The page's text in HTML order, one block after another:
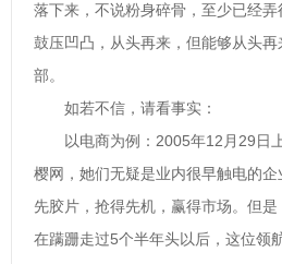
落下来，不说粉身碎骨，至少已经
鼓压凹凸，从头再来，但能够从头
部。
如若不信，请看事实：
以电商为例：2005年12月29日
樱网，她们无疑是业内很早触电的
先胶片，抢得先机，赢得市场。但是
在蹒跚走过5个半年头以后，这位领